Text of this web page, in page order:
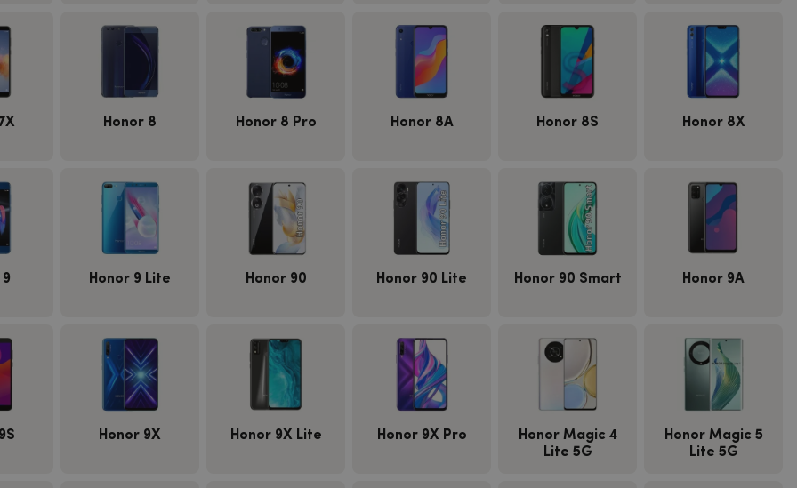
Honor 8 Honor 8 Pro Honor 8A Honor 8S Honor 8X
Honor 9 Lite Honor 90 Honor 90 Lite Honor 90 Smart Honor 9A
Honor 9X Honor 9X Lite Honor 9X Pro
Honor Magic 4
Lite 5G
Honor Magic 5
Lite 5G